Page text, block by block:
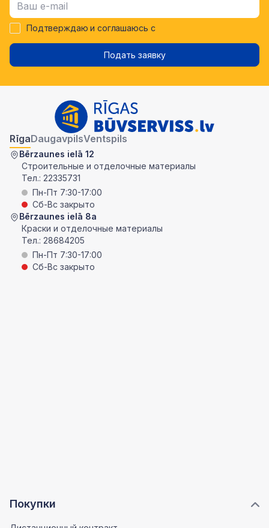
Подтверждаю и соглашаюсь с
Подать заявку
Покупки
RīgaDaugavpilsVentspils
Bērzaunes ielā 12
Строительные и отделочные материалы
Тел.: 22335731
Пн-Пт 7:30-17:00
Сб-Вс закрыто
Bērzaunes ielā 8a
Краски и отделочные материалы
Тел.: 28684205
Пн-Пт 7:30-17:00
Сб-Вс закрыто